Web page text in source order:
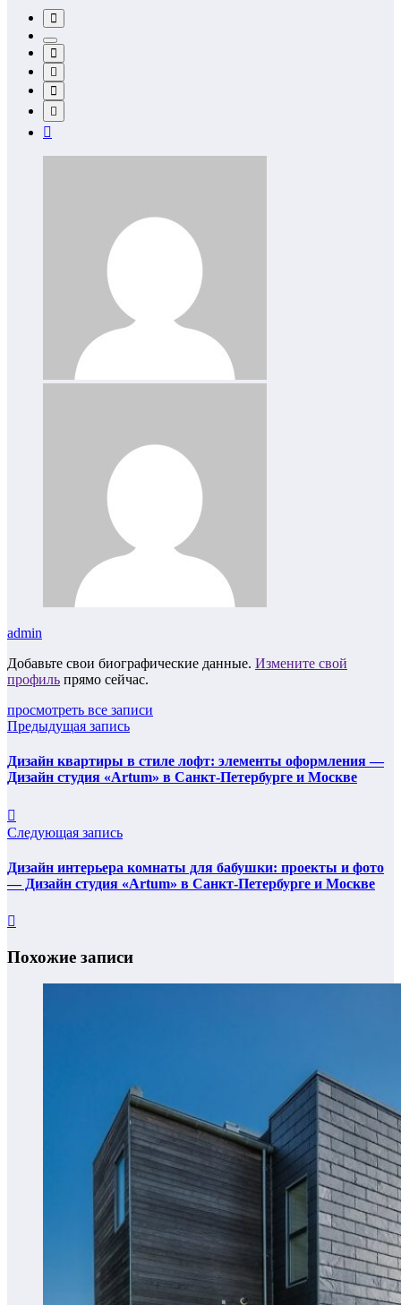
admin
Добавьте свои биографические данные. Измените свой
профиль прямо сейчас.
просмотреть все записи
Предыдущая запись
Дизайн квартиры в стиле лофт: элементы оформления —
Дизайн студия «Artum» в Санкт-Петербурге и Москве
Следующая запись
Дизайн интерьера комнаты для бабушки: проекты и фото
— Дизайн студия «Artum» в Санкт-Петербурге и Москве
Похожие записи